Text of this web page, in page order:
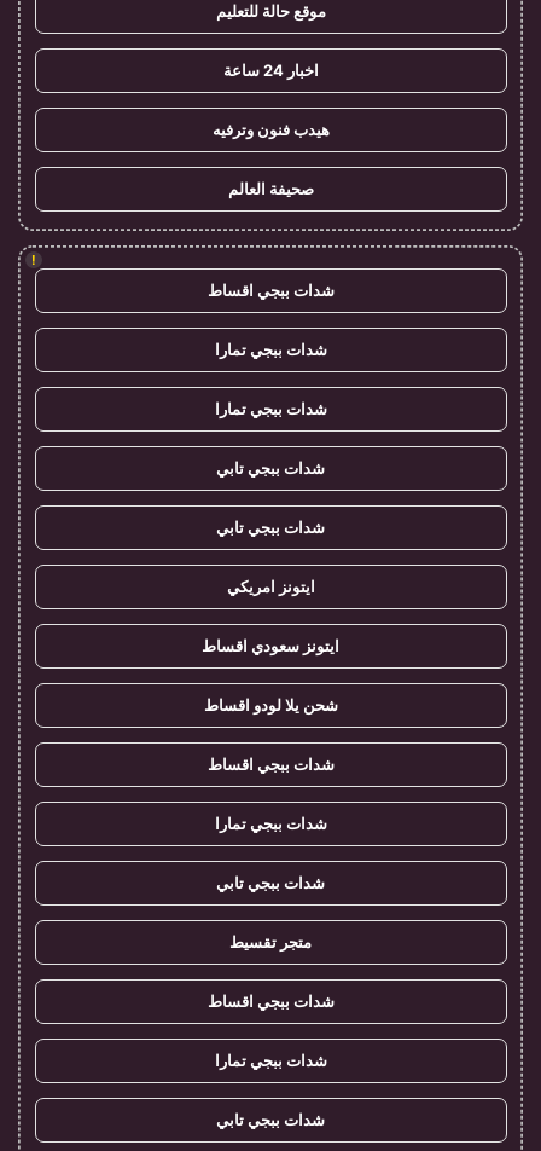
موقع حالة للتعليم
اخبار 24 ساعة
هيدب فنون وترفيه
صحيفة العالم
!
شدات ببجي اقساط
شدات ببجي تمارا
شدات ببجي تمارا
شدات ببجي تابي
شدات ببجي تابي
ايتونز امريكي
ايتونز سعودي اقساط
شحن يلا لودو اقساط
شدات ببجي اقساط
شدات ببجي تمارا
شدات ببجي تابي
متجر تقسيط
شدات ببجي اقساط
شدات ببجي تمارا
شدات ببجي تابي